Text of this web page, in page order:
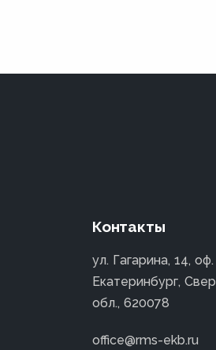
Контакты
ул. Гагарина, 14,
Екатеринбург,
обл., 620078
office@rms-ekb.ru